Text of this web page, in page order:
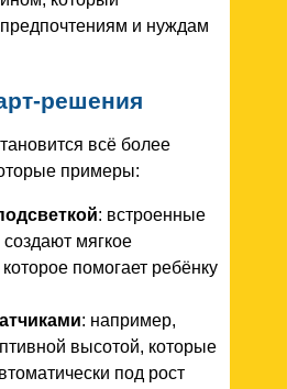
предпочтениям и нуждам
решения
всё более
примеры:
: встроенные
мягкое
помогает ребёнку
: например,
высотой, которые
под рост